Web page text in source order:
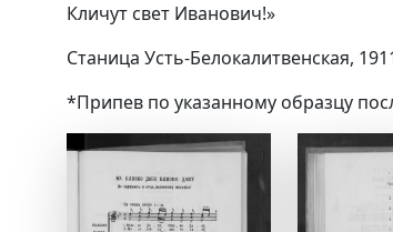
Кличут свет Иванович!»
Станица Усть-Белокалитвенская,
*Припев по указанному образцу